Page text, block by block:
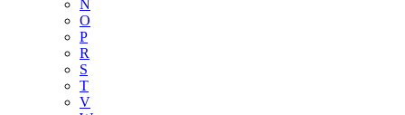
N
O
P
R
S
T
V